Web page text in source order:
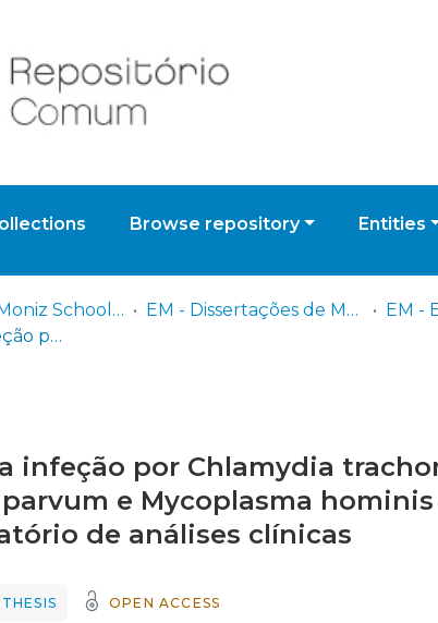
Browse repository Entities
EM - Egas Moniz School of Health & Science EM - Dissertações de Mestrado
Casuística da infeção por Chlamydia trachomatis, Ureaplasma urealyticum/ Ureaplasma parvum e Mycoplasma hominis em amostras genitourinárias de utentes de um laboratório de análises clínicas
infeção por Chlamydia
e Mycoplasma
de análises clínicas
OPEN ACCESS